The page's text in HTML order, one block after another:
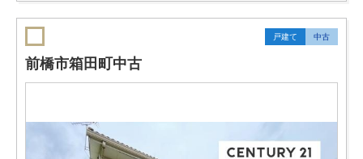
戸建て 中古
前橋市箱田町中古